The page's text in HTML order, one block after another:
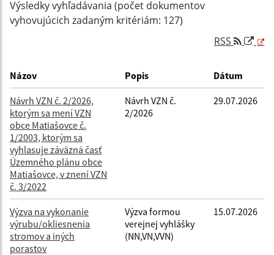
Dátum zverejnenia od:
Filtrovať
Výsledky vyhľadávania (počet dokumentov
vyhovujúcich zadaným kritériám: 127)
RSS
Názov Popis Dátum
Návrh VZN č. 2/2026,
ktorým sa mení VZN
obce Matiašovce č.
1/2003, ktorým sa
vyhlasuje záväzná časť
Územného plánu obce
Matiašovce, v znení VZN
č. 3/2022
Návrh VZN č.
2/2026
29.07.2026
Výzva na vykonanie
výrubu/okliesnenia
stromov a iných
porastov
Výzva formou
verejnej vyhlášky
(NN,VN,VVN)
15.07.2026